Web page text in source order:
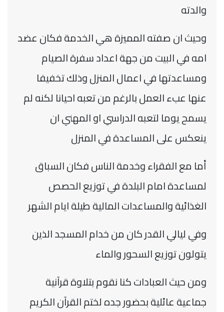
والدته
وحيث ان صفته المميزة هي الخدمة فكان عضد
امه في البيت من جهة اعداد سفرة الصيام
ومساعدتها في اعمال المنزل وذلك تخفيفا
عنها عبء العمل بالرغم من تعبه احيانا لكنه لم
يسمح يوما لتعبه الدراسي او المهني ان
ينعكس على المساعدة في المنزل
أما مع الفقراء وخدمة الناس فكان السباق
لمساعدة امام البلدة في توزيع الحصص
الغذائية والمساعدات المالية طيلة ايام الشهر
وفي ليالي القدر كان من خدام المسجد الذين
يتولون توزيع السحور والماء
ومن حيث العبادات كنا نقوم بتلاوة قرآنية
جماعية عائلية بحضور جده لختم القرآن الكريم